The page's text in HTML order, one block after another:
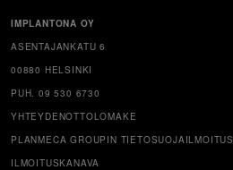
IMPLANTONA OY
ASENTAJANKATU 6
00880 HELSINKI
PUH. 09 530 6730
YHTEYDENOTTOLOMAKE
PLANMECA GROUPIN TIETOSUOJAILMOITUS
ILMOITUSKANAVA